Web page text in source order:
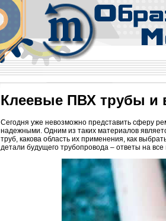
Клеевые ПВХ трубы и
Сегодня уже невозможно представить сферу
надежными. Одним из таких материалов
труб, какова область их применения, как
детали будущего трубопровода – ответы на